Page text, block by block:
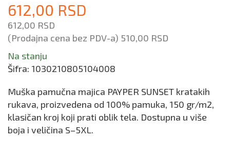
612,00 RSD
612,00 RSD
(Prodajna cena bez PDV-a) 510,00 RSD
Na stanju
Šifra: 1030210805104008
Muška pamučna majica PAYPER SUNSET kratakih
rukava, proizvedena od 100% pamuka, 150 gr/m2,
klasičan kroj koji prati oblik tela. Dostupna u više
boja i veličina S–5XL.